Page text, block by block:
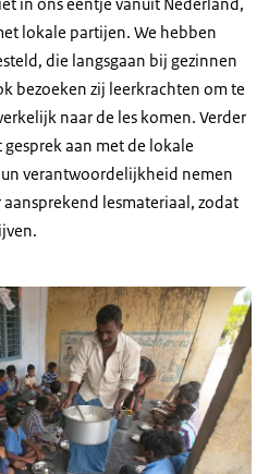
lokale partijen. We hebben
die langsgaan bij gezinnen
bezoeken zij leerkrachten om te
naar de les komen. Verder
aan met de lokale
verantwoordelijkheid nemen
lesmateriaal, zodat